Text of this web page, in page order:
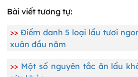
Bài viết tương tự:
>> Điểm danh 5 loại lẩu tươi
xuân đầu năm
>> Một số nguyên tắc ăn lẩu